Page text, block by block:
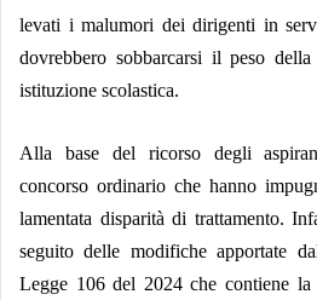
levati i malumori dei dirigenti in
dovrebbero sobbarcarsi il peso
istituzione scolastica.
Alla base del ricorso degli
concorso ordinario che hanno
lamentata disparità di trattamento.
seguito delle modifiche apportate
Legge 106 del 2024 che contiene